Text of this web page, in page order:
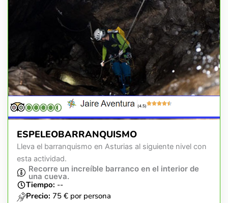
(4.5)
ESPELEOBARRANQUISMO
Lleva el barranquismo en Asturias al siguiente nivel con
esta actividad.
Recorre un increíble barranco en el interior de
una cueva.
Tiempo: --
Precio: 75 € por persona